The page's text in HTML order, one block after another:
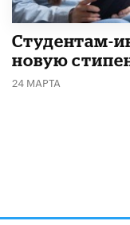
Студентам-
новую
24 МАРТА